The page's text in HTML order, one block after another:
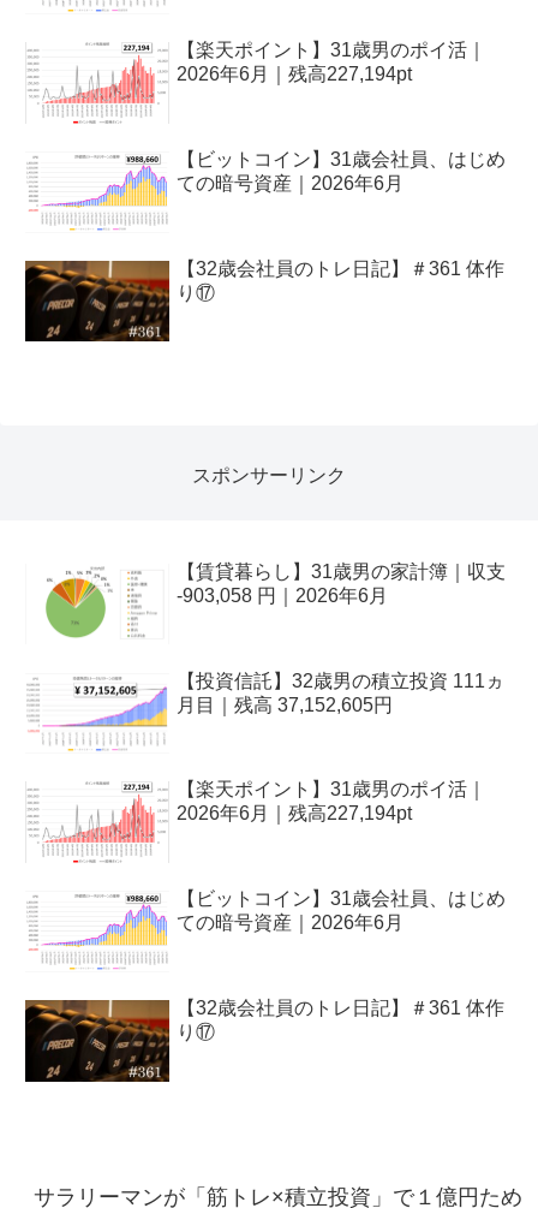
【楽天ポイント】31歳男のポイ活｜
2026年6月｜残高227,194pt
【ビットコイン】31歳会社員、はじめ
ての暗号資産｜2026年6月
【32歳会社員のトレ日記】＃361 体作
り⑰
スポンサーリンク
【賃貸暮らし】31歳男の家計簿｜収支
-903,058 円｜2026年6月
【投資信託】32歳男の積立投資 111ヵ
月目｜残高 37,152,605円
【楽天ポイント】31歳男のポイ活｜
2026年6月｜残高227,194pt
【ビットコイン】31歳会社員、はじめ
ての暗号資産｜2026年6月
【32歳会社員のトレ日記】＃361 体作
り⑰
サラリーマンが「筋トレ×積立投資」で１億円ため